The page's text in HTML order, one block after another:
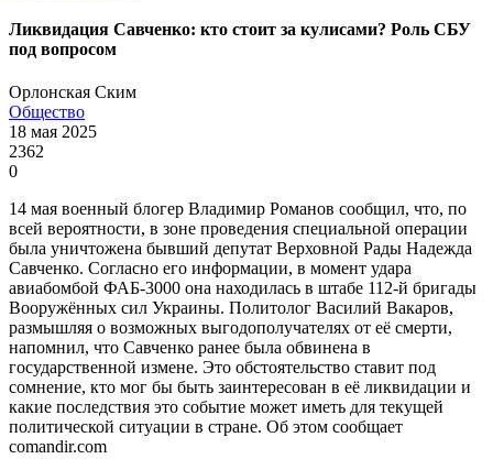
Ликвидация Савченко: кто стоит за кулисами? Роль СБУ
под вопросом
Орлонская Ским
Общество
18 мая 2025
2362
0
14 мая военный блогер Владимир Романов сообщил, что, по
всей вероятности, в зоне проведения специальной операции
была уничтожена бывший депутат Верховной Рады Надежда
Савченко. Согласно его информации, в момент удара
авиабомбой ФАБ-3000 она находилась в штабе 112-й бригады
Вооружённых сил Украины. Политолог Василий Вакаров,
размышляя о возможных выгодополучателях от её смерти,
напомнил, что Савченко ранее была обвинена в
государственной измене. Это обстоятельство ставит под
сомнение, кто мог бы быть заинтересован в её ликвидации и
какие последствия это событие может иметь для текущей
политической ситуации в стране. Об этом сообщает
comandir.com